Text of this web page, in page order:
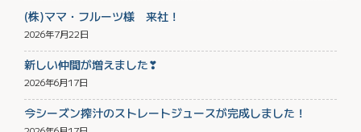
(株)ママ・フルーツ様 来社！
2026年7月22日
新しい仲間が増えました❣
2026年6月17日
今シーズン搾汁のストレートジュースが完成しました！